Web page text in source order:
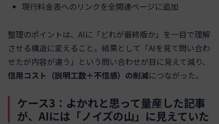
現行料金表へのリンクを全関連ページに追加
整理のポイントは、AIに「どれが最終版か」を一目で理解
させる構造に変えること。結果として「AIを見て問い合わ
せたが内容が違う」という問い合わせが目に見えて減り、
信用コスト（説明工数＋不信感）の削減につながった。
ケース3：よかれと思って量産した記事
が、AIには「ノイズの山」に見えていた